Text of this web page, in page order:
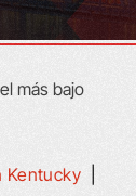
Kentucky